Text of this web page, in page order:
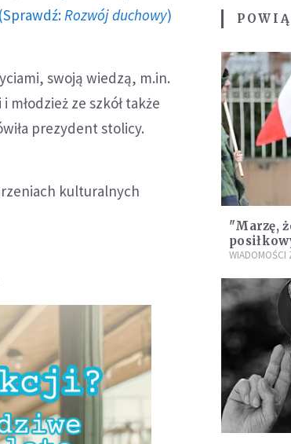
Rozwój duchowy)
swoją wiedzą, m.in.
młodzież ze szkół także
prezydent stolicy.
kulturalnych
"Marzę,
WIADOMOŚCI